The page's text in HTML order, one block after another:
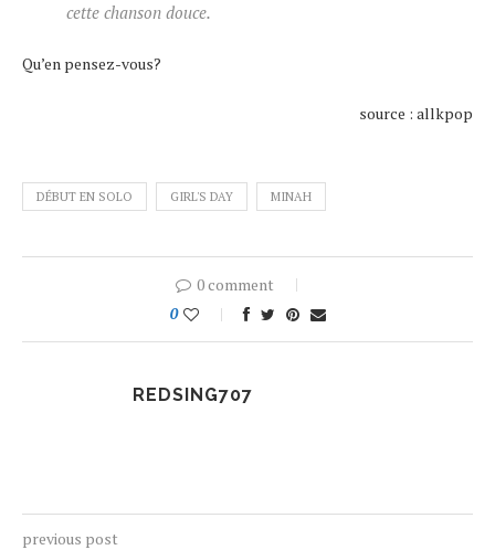
cette chanson douce.
Qu’en pensez-vous?
source : allkpop
DÉBUT EN SOLO GIRL'S DAY MINAH
0 comment
0
REDSING707
previous post